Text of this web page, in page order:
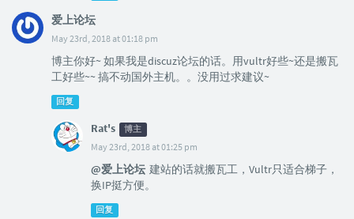
爱上论坛
May 23rd, 2018 at 01:18 pm
博主你好~ 如果我是discuz论坛的话。用vultr好些~还是搬瓦
工好些~~ 搞不动国外主机。。没用过求建议~
回复
Rat's 博主
May 23rd, 2018 at 01:25 pm
@爱上论坛 建站的话就搬瓦工，Vultr只适合梯子，
换IP挺方便。
回复